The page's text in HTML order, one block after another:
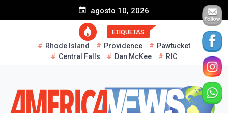
agosto 10, 2026
ETIQUETAS
Rhode Island Providence
Pawtucket
Central Falls
Dan McKee RIC
¡Suscríbete y Vive la
Experiencia!